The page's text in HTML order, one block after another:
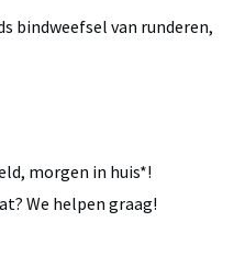
bindweefsel van runderen,
morgen in huis*!
We helpen graag!